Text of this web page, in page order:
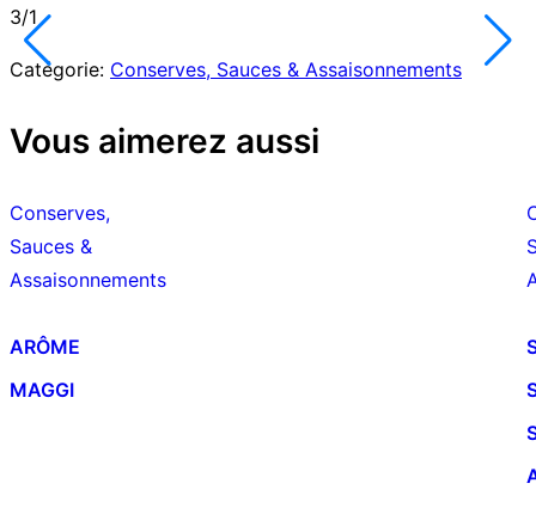
3/1
Catégorie: Conserves, Sauces & Assaisonnements
Vous aimerez aussi
Conserves,
Sauces &
Assaisonnements
ARÔME
MAGGI